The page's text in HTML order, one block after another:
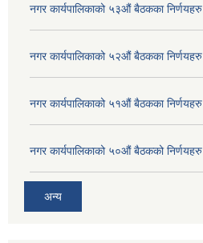
नगर कार्यपालिकाको ५३औं बैठकका निर्णयहरु
नगर कार्यपालिकाको ५२औं बैठकका निर्णयहरु
नगर कार्यपालिकाको ५१औं बैठकका निर्णयहरु
नगर कार्यपालिकाको ५०औं बैठकको निर्णयहरु
अन्य